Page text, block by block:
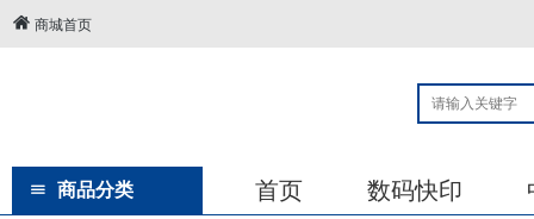
商城首页
商品分类 首页 数码快印